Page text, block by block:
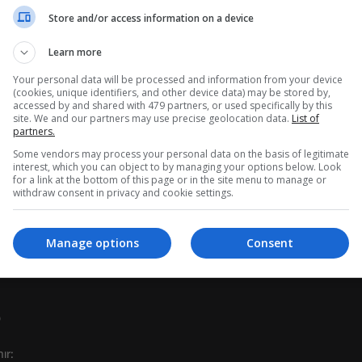
49 16+ 39
bir film yapımcısı olduğunuz eğlenceli ve yaratıcı bir birleştirme
işe al, sahneler tasarla ve Hollywood tarzında harika
her şeyi hazırlamak için makyajı, kostümleri, sahne malzemelerini
bir sinema ve yaratıcılık dünyasına dalın.
seçin, süslemeleri ayarlayın ve filminizin her detayını
ilginç karakterlerle tanışın.
oyuncu için basit kontroller ve rahatlatıcı mekanikler.
oluşturun, bulmacaları çözün ve yeni sinema eğlencesi
Store and/or access information on a device
Learn more
Your personal data will be processed and information from your device
(cookies, unique identifiers, and other device data) may be stored by,
accessed by and shared with 479 partners, or used specifically by this
site. We and our partners may use precise geolocation data. List of
partners.
Some vendors may process your personal data on the basis of legitimate
interest, which you can object to by managing your options below. Look
for a link at the bottom of this page or in the site menu to manage or
withdraw consent in privacy and cookie settings.
Consent
Manage options